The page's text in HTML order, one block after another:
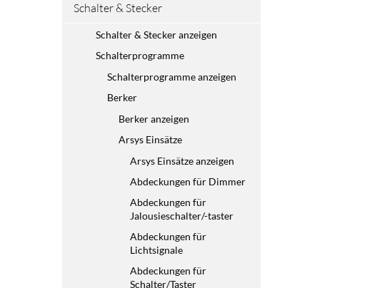
Schalter & Stecker
Schalter & Stecker anzeigen
Schalterprogramme
Schalterprogramme anzeigen
Berker
Berker anzeigen
Arsys Einsätze
Arsys Einsätze anzeigen
Abdeckungen für Dimmer
Abdeckungen für
Jalousieschalter/-taster
Abdeckungen für
Lichtsignale
Abdeckungen für
Schalter/Taster